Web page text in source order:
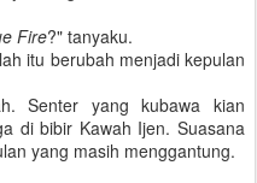
Fire?" tanyaku.
itu berubah menjadi kepulan
Senter yang kubawa kian
di bibir Kawah Ijen. Suasana
yang masih menggantung.